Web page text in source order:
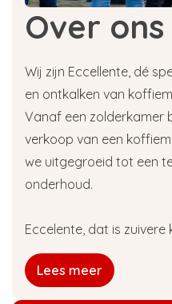
Over ons
Wij zijn Eccellente, dé
en ontkalken van
Vanaf een zolderkamer
verkoop van een
we uitgegroeid tot een
onderhoud.
Eccelente, dat is zuivere
Lees meer